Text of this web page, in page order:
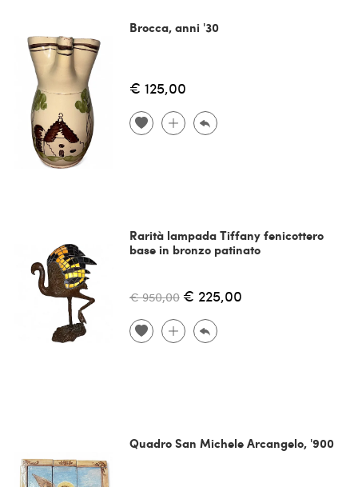
Brocca, anni '30
€ 125,00
Rarità lampada Tiffany fenicottero
base in bronzo patinato
€ 950,00 € 225,00
Quadro San Michele Arcangelo, '900